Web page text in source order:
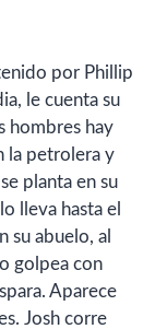
le cuenta su
hombres hay
la petrolera y
planta en su
lleva hasta el
su abuelo, al
golpea con
Aparece
Josh corre